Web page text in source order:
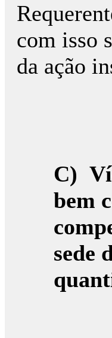
com isso
da ação
C)
bem
sede